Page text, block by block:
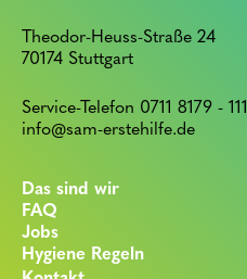
Theodor-Heuss-Straße 24
70174 Stuttgart
Service-Telefon 0711 8179 - 111
info@sam-erstehilfe.de
Das sind wir
FAQ
Jobs
Hygiene Regeln